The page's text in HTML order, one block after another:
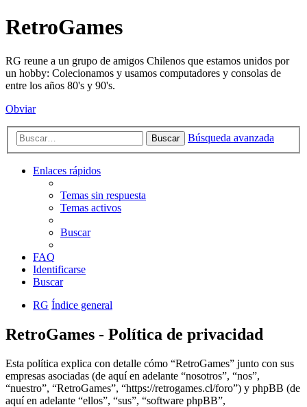
RetroGames
RG reune a un grupo de amigos Chilenos que estamos unidos por
un hobby: Colecionamos y usamos computadores y consolas de
entre los años 80's y 90's.
Obviar
Buscar Búsqueda avanzada
Enlaces rápidos
Temas sin respuesta
Temas activos
Buscar
FAQ
Identificarse
Buscar
RG Índice general
RetroGames - Política de privacidad
Esta política explica con detalle cómo “RetroGames” junto con sus
empresas asociadas (de aquí en adelante “nosotros”, “nos”,
“nuestro”, “RetroGames”, “https://retrogames.cl/foro”) y phpBB (de
aquí en adelante “ellos”, “sus”, “software phpBB”,